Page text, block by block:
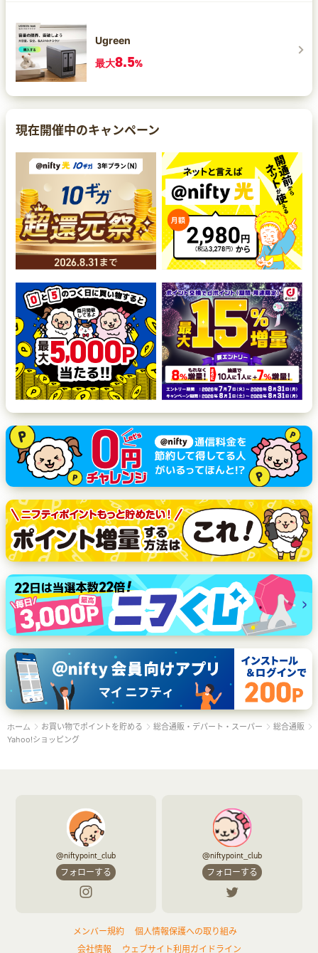
Ugreen
最大8.5%
現在開催中のキャンペーン
ホーム お買い物でポイントを貯める 総合通販・デパート・スーパー
総合通販
Yahoo!ショッピング
@niftypoint_club
フォローする
@niftypoint_club
フォローする
メンバー規約
個人情報保護への取り組み
会社情報
ウェブサイト利用ガイドライン